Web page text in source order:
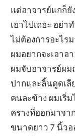
แต่อาจารย์แกก็ยั
เอาไปเถอะ อย่า
ไม่ต้องการอะไร
ผมอยากจะเอาอ
ผมจับอาจารย์ผม
ปากและลิ้นดูดเ
คนละข้าง ผมเริ่ม
ครางที่ออกมาจา
ขนาดยาว 7 นิ้ว